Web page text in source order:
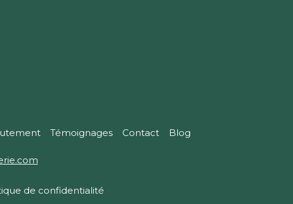
Témoignages Contact Blog
de confidentialité